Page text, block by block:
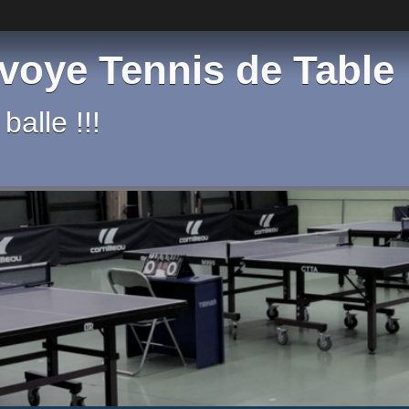
Tennis de Table
!!!